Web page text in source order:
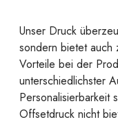
Unser Druck
sondern bietet auch
Vorteile bei der
unterschiedlichster
Personalisierbarkeit
Offsetdruck nicht